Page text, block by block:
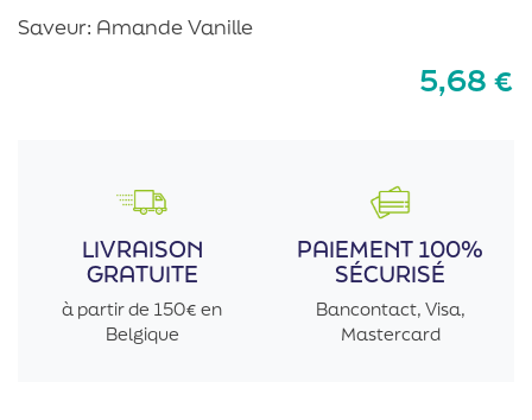
Saveur: Amande Vanille
5,68 €
LIVRAISON
GRATUITE
à partir de 150€ en
Belgique
PAIEMENT 100%
SÉCURISÉ
Bancontact, Visa,
Mastercard